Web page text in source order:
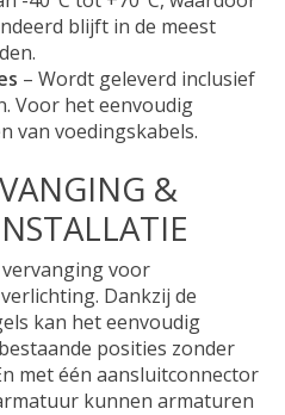
blijft in de meest
– Wordt geleverd inclusief
Voor het eenvoudig
van voedingskabels.
&
voor
Dankzij de
kan het eenvoudig
posities zonder
met één aansluitconnector
kunnen armaturen